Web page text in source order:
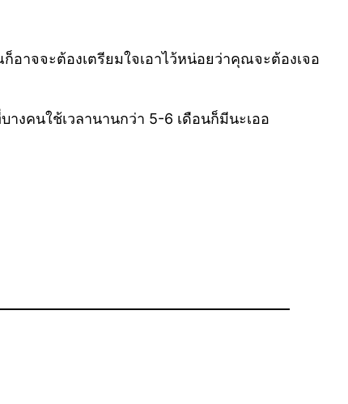
อาจจะต้องเตรียมใจเอาไว้หน่อยว่าคุณจะต้องเจอ
งคนใช้เวลานานกว่า 5-6 เดือนก็มีนะเออ